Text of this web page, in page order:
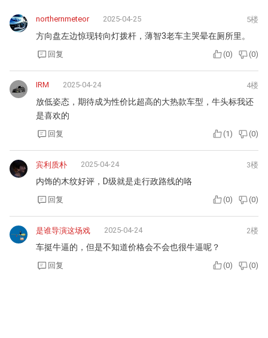
northernmeteor 2025-04-25 5楼
方向盘左边惊现转向灯拨杆，薄智3老车主哭晕在厕所里。
回复 (0) (0)
IRM 2025-04-24 4楼
放低姿态，期待成为性价比超高的大热款车型，牛头标我还
是喜欢的
回复 (1 ) (0)
宾利质朴 2025-04-24 3楼
内饰的木纹好评，D级就是走行政路线的咯
回复 (0) (0)
是谁导演这场戏 2025-04-24 2楼
车挺牛逼的，但是不知道价格会不会也很牛逼呢？
回复 (0) (0)